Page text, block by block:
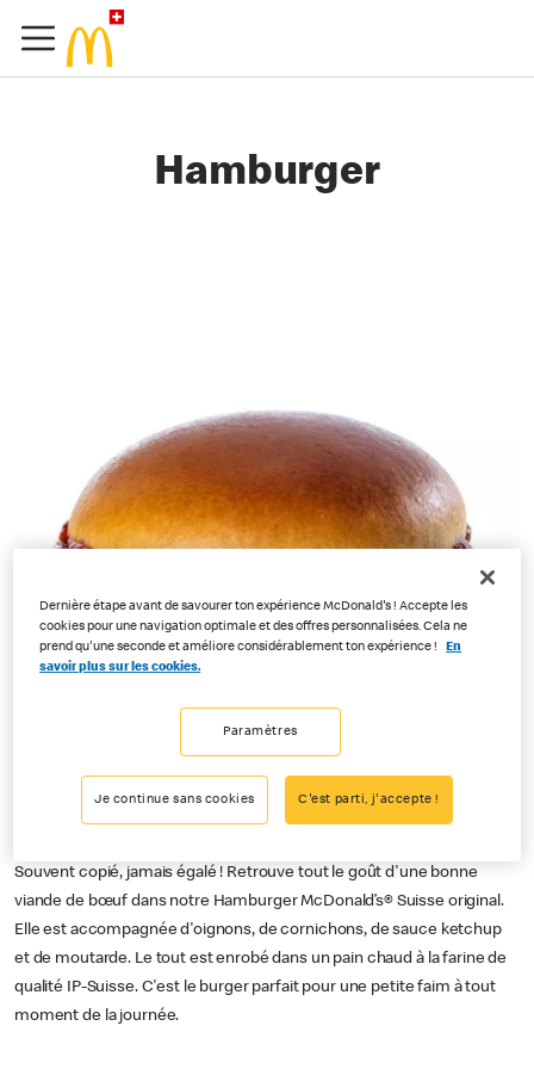
Hamburger
Souvent copié, jamais égalé ! Retrouve tout le goût d'une bonne
viande de bœuf dans notre Hamburger McDonald’s® Suisse original.
Elle est accompagnée d'oignons, de cornichons, de sauce ketchup
et de moutarde. Le tout est enrobé dans un pain chaud à la farine de
qualité IP-Suisse. C'est le burger parfait pour une petite faim à tout
moment de la journée.
Dernière étape avant de savourer ton expérience McDonald's ! Accepte les
cookies pour une navigation optimale et des offres personnalisées. Cela ne
prend qu'une seconde et améliore considérablement ton expérience !
En
savoir plus sur les cookies.
Paramètres
Je continue sans cookies C'est parti, j'accepte !